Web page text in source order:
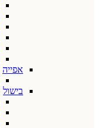
אפייה
בישול